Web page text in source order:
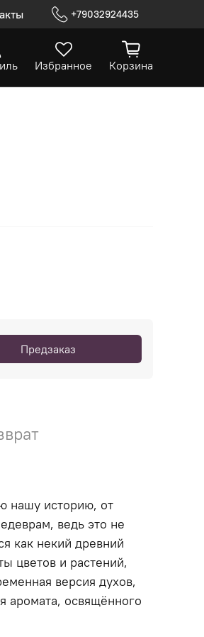
+79032924435
Избранное Корзина
Предзаказ
нашу историю, от
ведь это не
как некий древний
цветов и растений,
версия духов,
аромата, освящённого